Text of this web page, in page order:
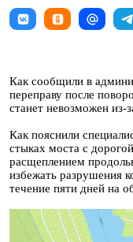
Как сообщили в
переправу после
станет невозможен
Как пояснили
стыках моста с
расщеплением
избежать разрушения
течение пяти дней на